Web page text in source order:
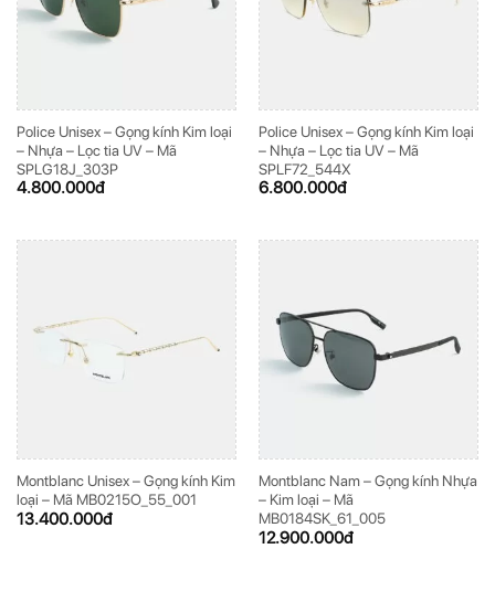
Police Unisex – Gọng kính Kim loại
– Nhựa – Lọc tia UV – Mã
SPLG18J_303P
4.800.000đ
Police Unisex – Gọng kính Kim loại
– Nhựa – Lọc tia UV – Mã
SPLF72_544X
6.800.000đ
Montblanc Unisex – Gọng kính Kim
loại – Mã MB0215O_55_001
13.400.000đ
Montblanc Nam – Gọng kính Nhựa
– Kim loại – Mã
MB0184SK_61_005
12.900.000đ